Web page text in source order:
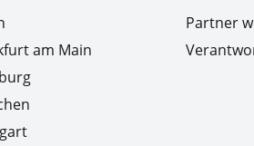
am Main
Partner